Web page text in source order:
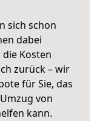
sich schon
dabei
Kosten
zurück – wir
für Sie, das
von
kann.